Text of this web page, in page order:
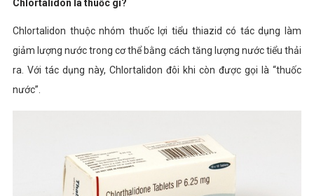
Chlortalidon là thuốc gì?
Chlortalidon thuộc nhóm thuốc lợi tiểu thiazid có tác dụng làm
giảm lượng nước trong cơ thể bằng cách tăng lượng nước tiểu thải
ra. Với tác dụng này, Chlortalidon đôi khi còn được gọi là “thuốc
nước”.